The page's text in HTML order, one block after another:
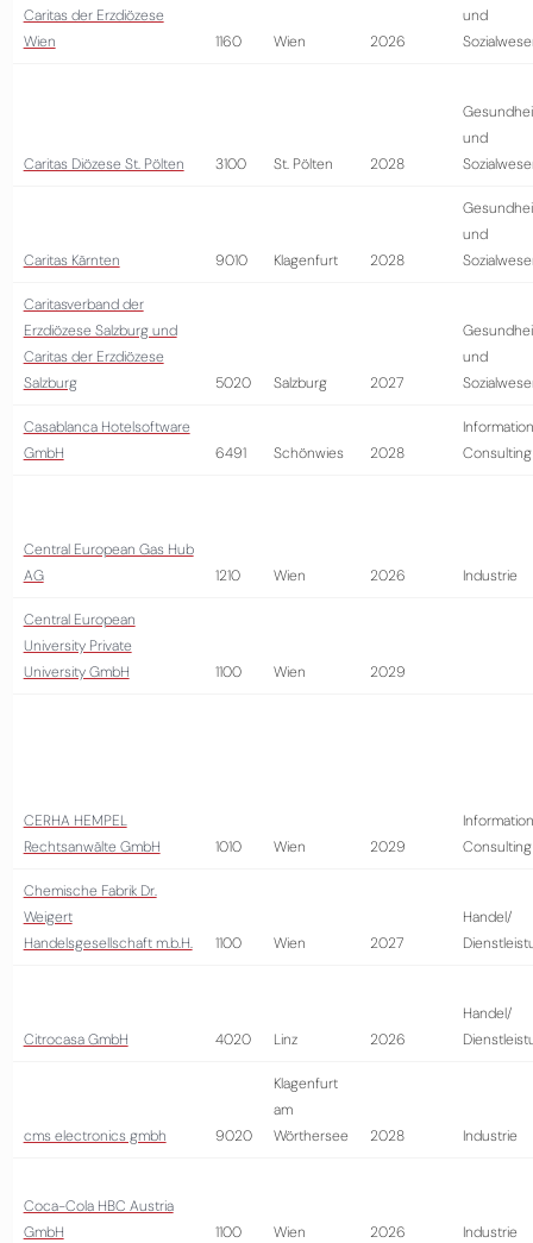
Caritas der Erzdiözese
Wien
1160 Wien 2026
und
Caritas Diözese St. Pölten 3100 St. Pölten 2028
und
Caritas Kärnten 9010 Klagenfurt 2028
und
Caritasverband der
Erzdiözese Salzburg und
Caritas der Erzdiözese
Salzburg
5020 Salzburg 2027
und
Casablanca Hotelsoftware
GmbH
6491 Schönwies 2028
Consulting
Central European Gas Hub
AG
1210 Wien 2026 Industrie
Central European
University Private
University GmbH
1100 Wien 2029
CERHA HEMPEL
Rechtsanwälte GmbH
1010 Wien 2029
Consulting
Chemische Fabrik Dr.
Weigert
Handelsgesellschaft m.b.H.
1100 Wien 2027
Handel/
Citrocasa GmbH 4020 Linz 2026
Handel/
cms electronics gmbh 9020
Klagenfurt
am
Wörthersee
2028 Industrie
Coca-Cola HBC Austria
GmbH
1100 Wien 2026 Industrie